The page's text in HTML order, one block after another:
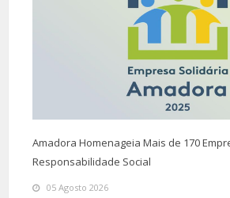
Amadora Homenageia Mais de 170
Responsabilidade Social
05 Agosto 2026